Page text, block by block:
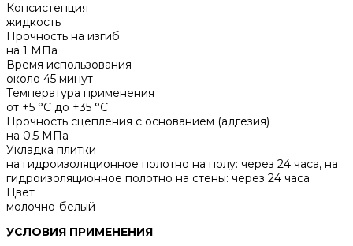
Консистенция
жидкость
Прочность на изгиб
на 1 МПа
Время использования
около 45 минут
Температура применения
от +5 °С до +35 °С
Прочность сцепления с основанием (адгезия)
на 0,5 МПа
Укладка плитки
на гидроизоляционное полотно на полу: через 24 часа, на
гидроизоляционное полотно на стены: через 24 часа
Цвет
молочно-белый
УСЛОВИЯ ПРИМЕНЕНИЯ